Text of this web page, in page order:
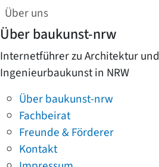
Über uns
Über baukunst-nrw
Internetführer zu Architektur und
Ingenieurbaukunst in NRW
Über baukunst-nrw
Fachbeirat
Freunde & Förderer
Kontakt